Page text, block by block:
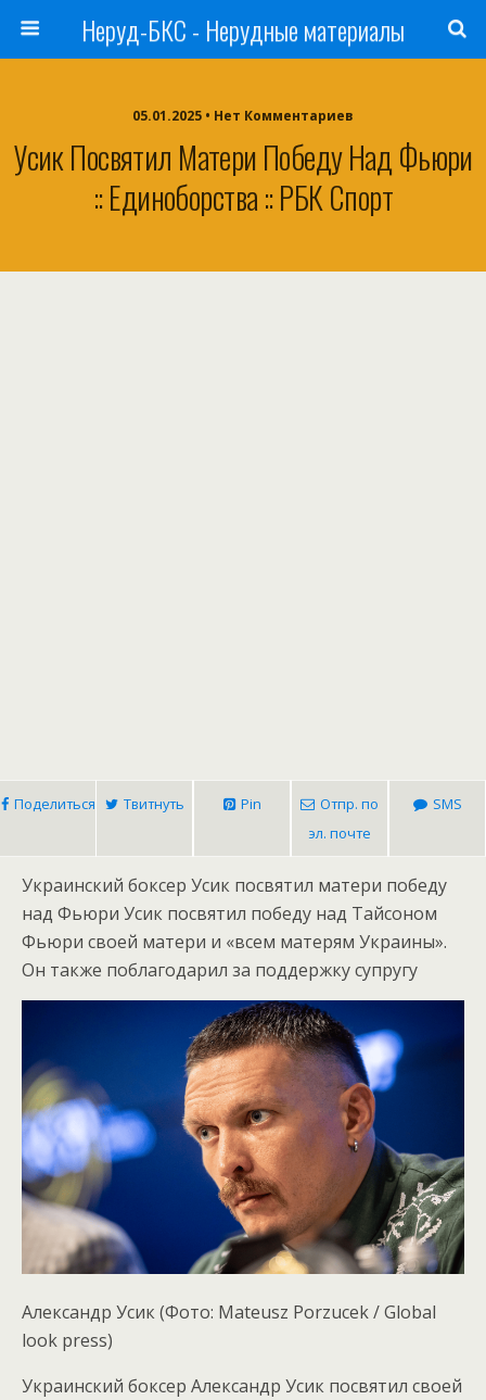
Неруд-БКС - Нерудные материалы
05.01.2025 • Нет Комментариев
Усик Посвятил Матери Победу Над Фьюри
:: Единоборства :: РБК Спорт
Поделиться Твитнуть Pin
Отпр. по
эл. почте
SMS
Украинский боксер Усик посвятил матери победу
над Фьюри Усик посвятил победу над Тайсоном
Фьюри своей матери и «всем матерям Украины».
Он также поблагодарил за поддержку супругу
Александр Усик(Фото: Mateusz Porzucek / Global
look press)
Украинский боксер Александр Усик посвятил своей